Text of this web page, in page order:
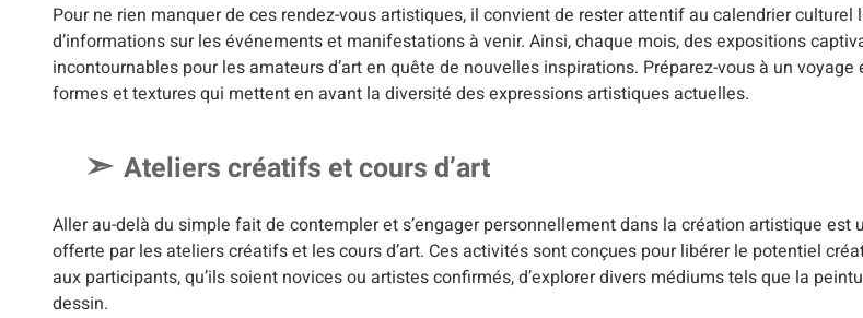
Pour ne rien manquer de ces rendez-vous artistiques, il convient de rester attentif au calendrier culturel
d’informations sur les événements et manifestations à venir. Ainsi, chaque mois, des expositions
incontournables pour les amateurs d’art en quête de nouvelles inspirations. Préparez-vous à un
formes et textures qui mettent en avant la diversité des expressions artistiques actuelles.
Ateliers créatifs et cours d’art
Aller au-delà du simple fait de contempler et s’engager personnellement dans la création artistique est
offerte par les ateliers créatifs et les cours d’art. Ces activités sont conçues pour libérer le potentiel
aux participants, qu’ils soient novices ou artistes confirmés, d’explorer divers médiums tels que la
dessin.